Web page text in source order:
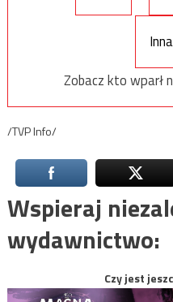
Zobacz kto wparł
/TVP Info/
Wspieraj
wydawnictwo:
Czy jest